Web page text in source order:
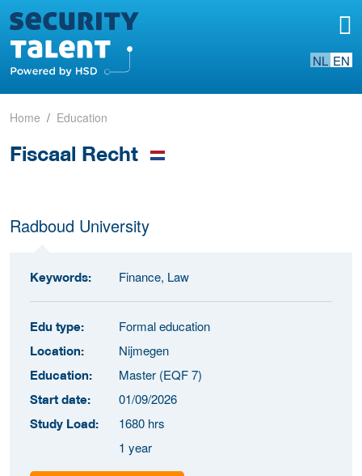
NL EN
Home Education
Fiscaal Recht
Radboud University
Keywords: Finance, Law
Edu type: Formal education
Location: Nijmegen
Education: Master (EQF 7)
Start date: 01/09/2026
Study Load:
1680 hrs
1 year